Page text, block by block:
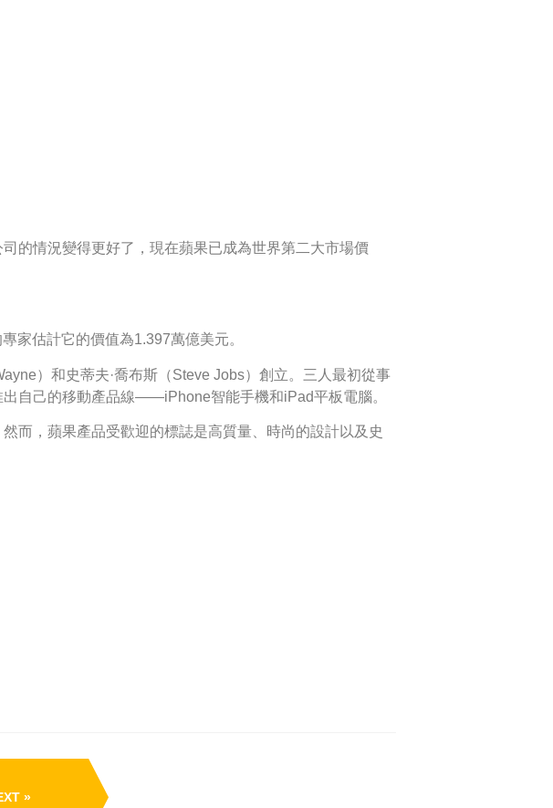
的情況變得更好了，現在蘋果已成為世界第二大市場價
家估計它的價值為1.397萬億美元。
）和史蒂夫·喬布斯（Steve Jobs）創立。三人最初從事
自己的移動產品線——iPhone智能手機和iPad平板電腦。
而，蘋果產品受歡迎的標誌是高質量、時尚的設計以及史